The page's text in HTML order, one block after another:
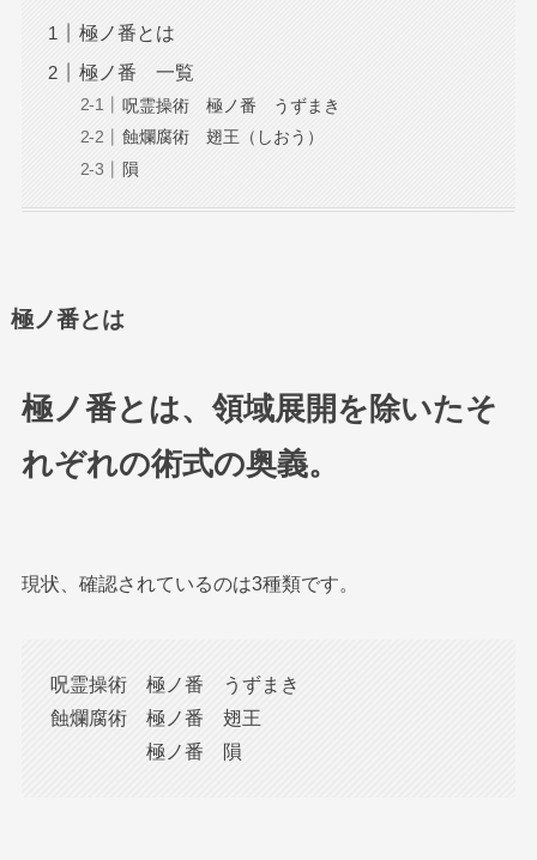
極ノ番とは
極ノ番 一覧
呪霊操術 極ノ番 うずまき
蝕爛腐術 翅王（しおう）
隕
極ノ番とは
極ノ番とは、領域展開を除いたそ
れぞれの術式の奥義。
現状、確認されているのは3種類です。
呪霊操術 極ノ番 うずまき
蝕爛腐術 極ノ番 翅王
極ノ番 隕